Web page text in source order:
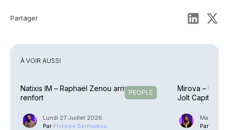
Partager
À VOIR AUSSI
PEOPLE
Natixis IM – Raphaël Zenou arrive en
renfort
Lundi 27 Juillet 2026
Par Philippe Benhamou
Mirova – Une
Jolt Capital
Mardi 21
Par